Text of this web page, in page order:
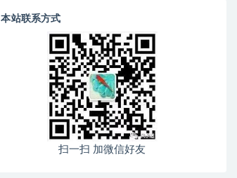
本站联系方式
扫一扫 加微信好友